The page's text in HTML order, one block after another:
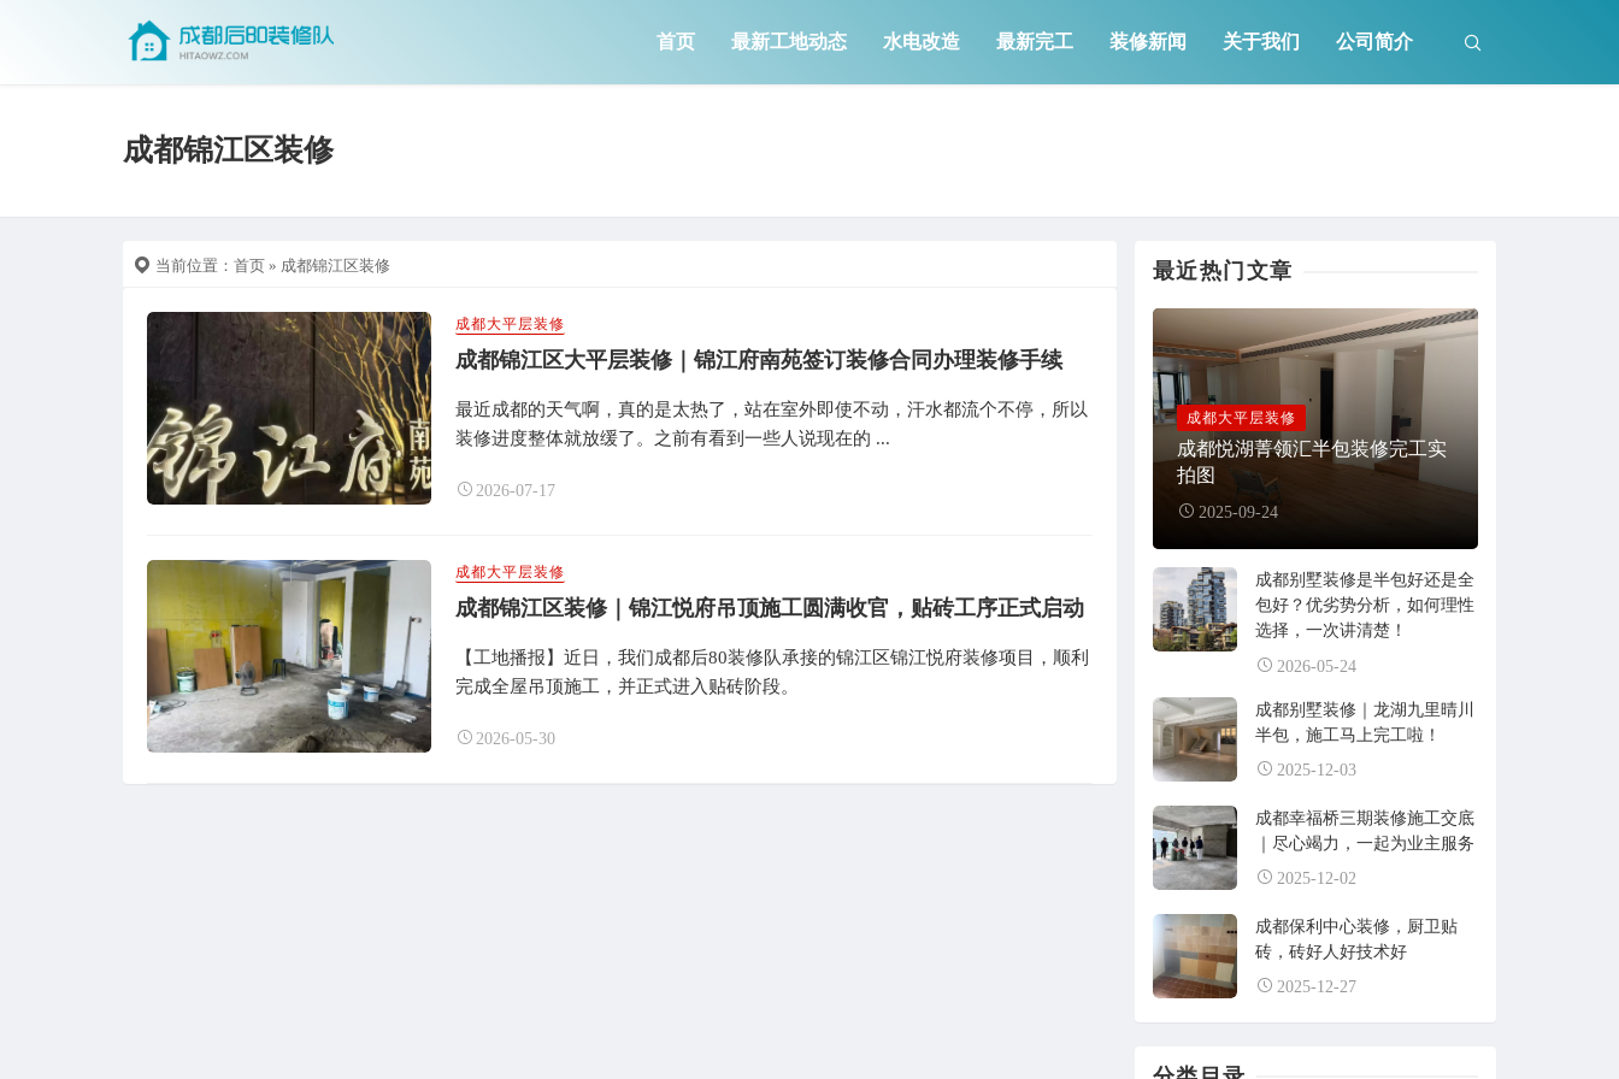
首页 最新工地动态 水电改造 最新完工 装修新闻 关于我们 公司简介
成都锦江区装修
当前位置： 首页 » 成都锦江区装修
成都大平层装修
成都锦江区大平层装修｜锦江府南苑签订装修合同办理装修手续
最近成都的天气啊，真的是太热了，站在室外即使不动，汗水都流个不停，所以
装修进度整体就放缓了。之前有看到一些人说现在的 ...
2026-07-17
成都大平层装修
成都锦江区装修｜锦江悦府吊顶施工圆满收官，贴砖工序正式启动
【工地播报】近日，我们成都后80装修队承接的锦江区锦江悦府装修项目，顺利
完成全屋吊顶施工，并正式进入贴砖阶段。
2026-05-30
最近热门文章
成都大平层装修
成都悦湖菁领汇半包装修完工实
拍图
2025-09-24
成都别墅装修是半包好还是全
包好？优劣势分析，如何理性
选择，一次讲清楚！
2026-05-24
成都别墅装修｜龙湖九里晴川
半包，施工马上完工啦！
2025-12-03
成都幸福桥三期装修施工交底
｜尽心竭力，一起为业主服务
2025-12-02
成都保利中心装修，厨卫贴
砖，砖好人好技术好
2025-12-27